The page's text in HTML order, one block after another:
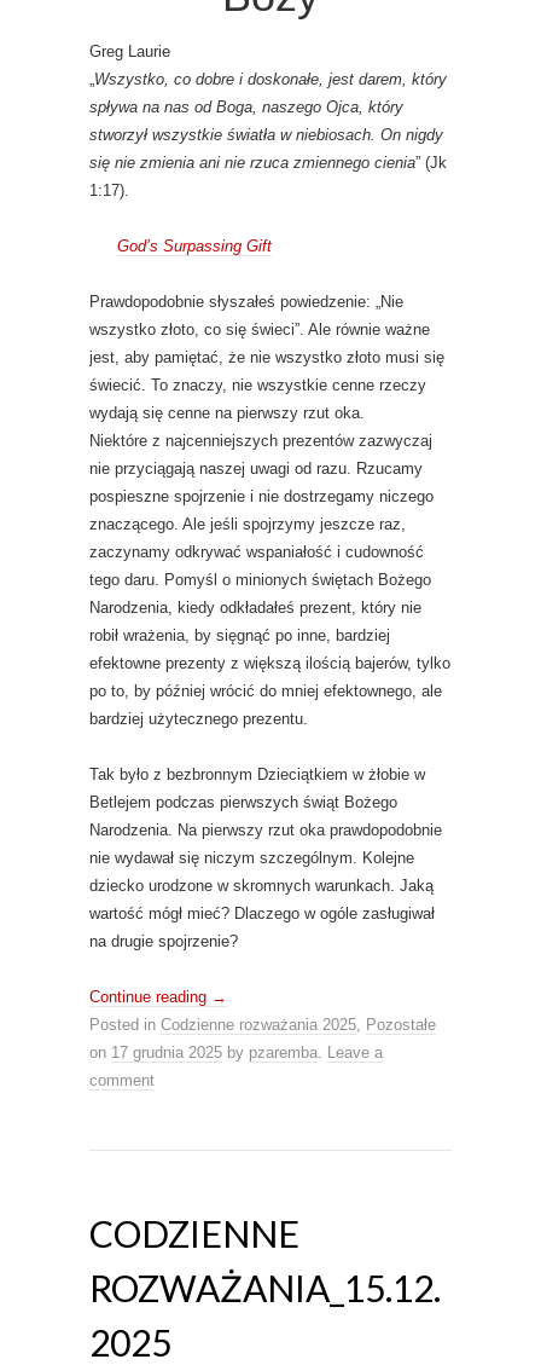
Greg Laurie
„Wszystko, co dobre i doskonałe, jest darem, który
spływa na nas od Boga, naszego Ojca, który
stworzył wszystkie światła w niebiosach. On nigdy
się nie zmienia ani nie rzuca zmiennego cienia” (Jk
1:17).
God’s Surpassing Gift
Prawdopodobnie słyszałeś powiedzenie: „Nie
wszystko złoto, co się świeci”. Ale równie ważne
jest, aby pamiętać, że nie wszystko złoto musi się
świecić. To znaczy, nie wszystkie cenne rzeczy
wydają się cenne na pierwszy rzut oka.
Niektóre z najcenniejszych prezentów zazwyczaj
nie przyciągają naszej uwagi od razu. Rzucamy
pospieszne spojrzenie i nie dostrzegamy niczego
znaczącego. Ale jeśli spojrzymy jeszcze raz,
zaczynamy odkrywać wspaniałość i cudowność
tego daru. Pomyśl o minionych świętach Bożego
Narodzenia, kiedy odkładałeś prezent, który nie
robił wrażenia, by sięgnąć po inne, bardziej
efektowne prezenty z większą ilością bajerów, tylko
po to, by później wrócić do mniej efektownego, ale
bardziej użytecznego prezentu.
Tak było z bezbronnym Dzieciątkiem w żłobie w
Betlejem podczas pierwszych świąt Bożego
Narodzenia. Na pierwszy rzut oka prawdopodobnie
nie wydawał się niczym szczególnym. Kolejne
dziecko urodzone w skromnych warunkach. Jaką
wartość mógł mieć? Dlaczego w ogóle zasługiwał
na drugie spojrzenie?
Continue reading →
Posted in Codzienne rozważania 2025, Pozostałe
on 17 grudnia 2025 by pzaremba. Leave a
comment
CODZIENNE
ROZWAŻANIA_15.12.
2025